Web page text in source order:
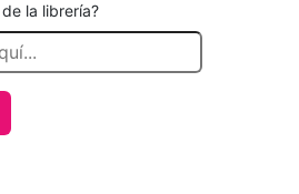
de la librería?